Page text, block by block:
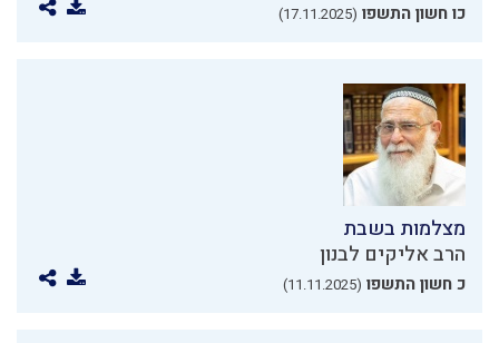
כו חשון התשפו (17.11.2025)
מצלמות בשבת
הרב אליקים לבנון
כ חשון התשפו (11.11.2025)